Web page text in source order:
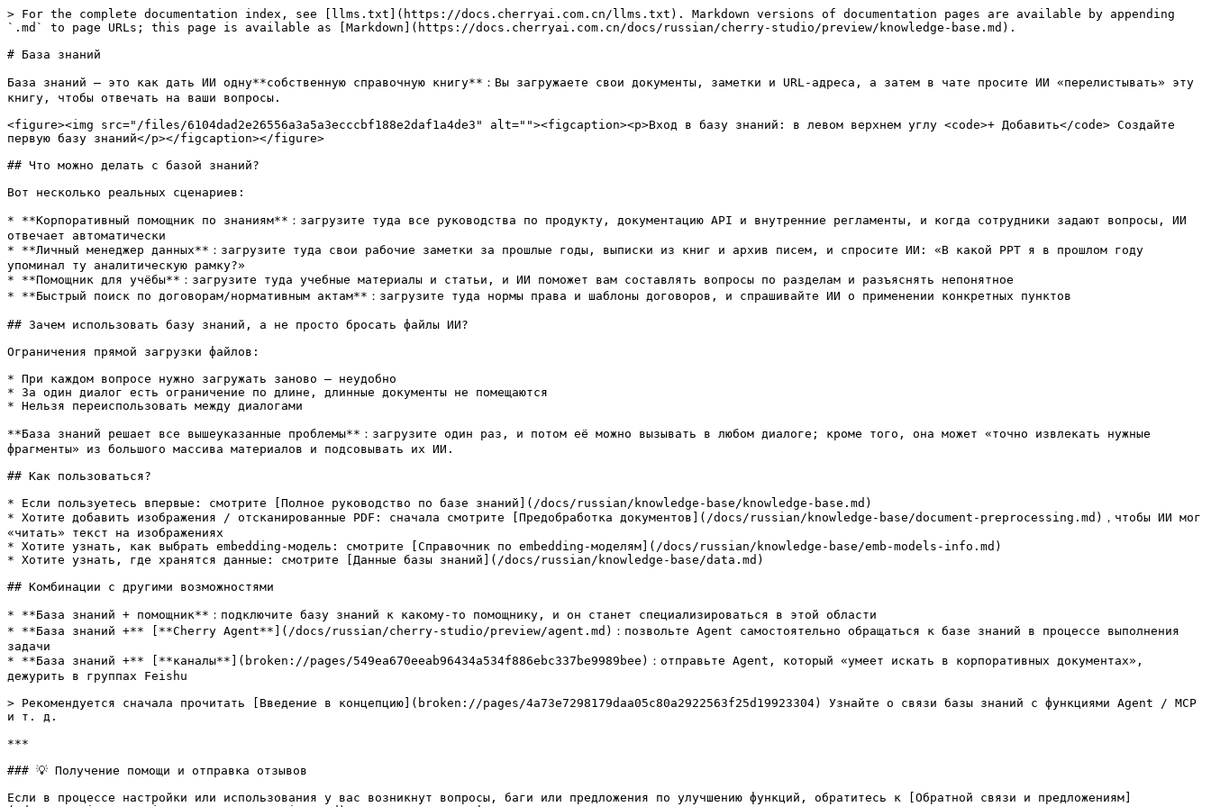
> For the complete documentation index, see [llms.txt](https://docs.cherryai.com.cn/llms.txt). Markdown versions of documentation pages are available by appending
`.md` to page URLs; this page is available as [Markdown](https://docs.cherryai.com.cn/docs/russian/cherry-studio/preview/knowledge-base.md).
# База знаний
База знаний — это как дать ИИ одну**собственную справочную книгу**：Вы загружаете свои документы, заметки и URL-адреса, а затем в чате просите ИИ «перелистывать» эту
книгу, чтобы отвечать на ваши вопросы.
<figure><img src="/files/6104dad2e26556a3a5a3ecccbf188e2daf1a4de3" alt=""><figcaption><p>Вход в базу знаний: в левом верхнем углу <code>+ Добавить</code> Создайте
первую базу знаний</p></figcaption></figure>
## Что можно делать с базой знаний?
Вот несколько реальных сценариев:
* **Корпоративный помощник по знаниям**：загрузите туда все руководства по продукту, документацию API и внутренние регламенты, и когда сотрудники задают вопросы, ИИ
отвечает автоматически
* **Личный менеджер данных**：загрузите туда свои рабочие заметки за прошлые годы, выписки из книг и архив писем, и спросите ИИ: «В какой PPT я в прошлом году
упоминал ту аналитическую рамку?»
* **Помощник для учёбы**：загрузите туда учебные материалы и статьи, и ИИ поможет вам составлять вопросы по разделам и разъяснять непонятное
* **Быстрый поиск по договорам/нормативным актам**：загрузите туда нормы права и шаблоны договоров, и спрашивайте ИИ о применении конкретных пунктов
## Зачем использовать базу знаний, а не просто бросать файлы ИИ?
Ограничения прямой загрузки файлов:
* При каждом вопросе нужно загружать заново — неудобно
* За один диалог есть ограничение по длине, длинные документы не помещаются
* Нельзя переиспользовать между диалогами
**База знаний решает все вышеуказанные проблемы**：загрузите один раз, и потом её можно вызывать в любом диалоге; кроме того, она может «точно извлекать нужные
фрагменты» из большого массива материалов и подсовывать их ИИ.
## Как пользоваться?
* Если пользуетесь впервые: смотрите [Полное руководство по базе знаний](/docs/russian/knowledge-base/knowledge-base.md)
* Хотите добавить изображения / отсканированные PDF: сначала смотрите [Предобработка документов](/docs/russian/knowledge-base/document-preprocessing.md)，чтобы ИИ мог
«читать» текст на изображениях
* Хотите узнать, как выбрать embedding-модель: смотрите [Справочник по embedding-моделям](/docs/russian/knowledge-base/emb-models-info.md)
* Хотите узнать, где хранятся данные: смотрите [Данные базы знаний](/docs/russian/knowledge-base/data.md)
## Комбинации с другими возможностями
* **База знаний + помощник**：подключите базу знаний к какому-то помощнику, и он станет специализироваться в этой области
* **База знаний +** [**Cherry Agent**](/docs/russian/cherry-studio/preview/agent.md)：позвольте Agent самостоятельно обращаться к базе знаний в процессе выполнения
задачи
* **База знаний +** [**каналы**](broken://pages/549ea670eeab96434a534f886ebc337be9989bee)：отправьте Agent, который «умеет искать в корпоративных документах»,
дежурить в группах Feishu
> Рекомендуется сначала прочитать [Введение в концепцию](broken://pages/4a73e7298179daa05c80a2922563f25d19923304) Узнайте о связи базы знаний с функциями Agent / MCP
и т. д.
***
### 💡 Получение помощи и отправка отзывов
Если в процессе настройки или использования у вас возникнут вопросы, баги или предложения по улучшению функций, обратитесь к [Обратной связи и предложениям]